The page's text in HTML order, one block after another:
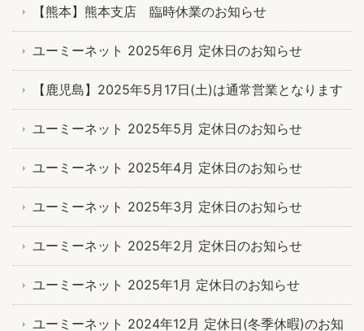
【熊本】熊本支店 臨時休業のお知らせ
ユーミーネット 2025年6月 定休日のお知らせ
【鹿児島】2025年5月17日(土)は通常営業となります
ユーミーネット 2025年5月 定休日のお知らせ
ユーミーネット 2025年4月 定休日のお知らせ
ユーミーネット 2025年3月 定休日のお知らせ
ユーミーネット 2025年2月 定休日のお知らせ
ユーミーネット 2025年1月 定休日のお知らせ
ユーミーネット 2024年12月 定休日(冬季休暇)のお知